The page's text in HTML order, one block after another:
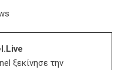
ξεκίνησε την